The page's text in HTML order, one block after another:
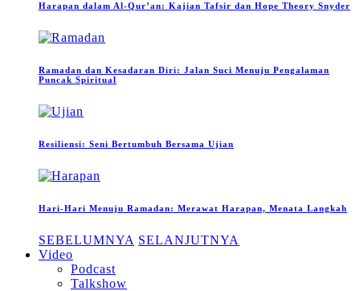
Harapan dalam Al-Qur’an: Kajian Tafsir dan Hope Theory Snyder
Ramadan dan Kesadaran Diri: Jalan Suci Menuju Pengalaman
Puncak Spiritual
Resiliensi: Seni Bertumbuh Bersama Ujian
Hari-Hari Menuju Ramadan: Merawat Harapan, Menata Langkah
SEBELUMNYA SELANJUTNYA
Video
Podcast
Talkshow